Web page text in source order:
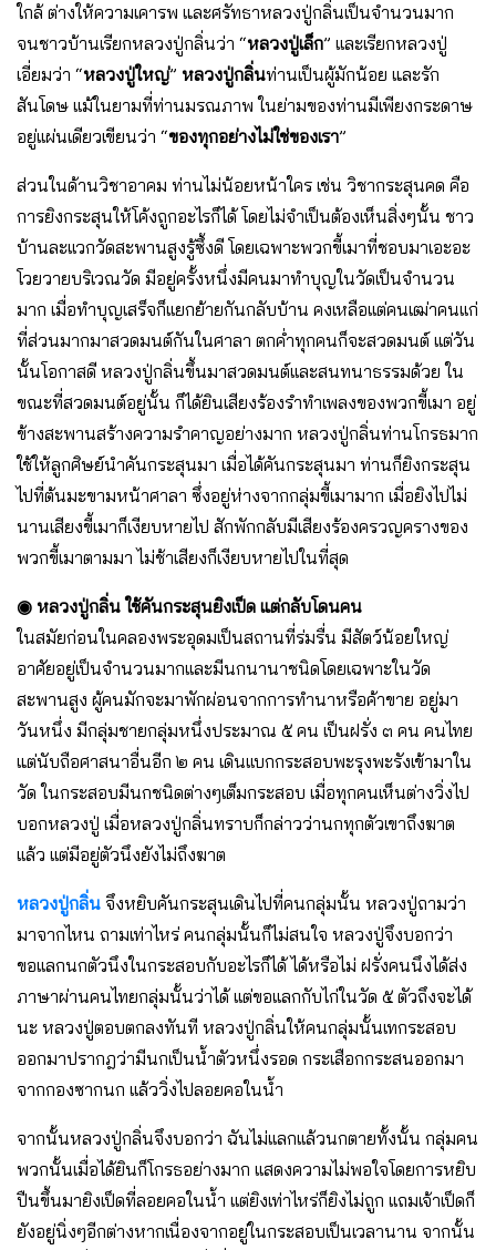
ใกล้ ต่างให้ความเคารพ และศรัทธาหลวงปู่กลิ่นเป็นจำนวนมาก
จนชาวบ้านเรียกหลวงปู่กลิ่นว่า “หลวงปู่เล็ก” เเละเรียกหลวงปู่
เอี่ยมว่า “หลวงปู่ใหญ่” หลวงปู่กลิ่นท่านเป็นผู้มักน้อย และรัก
สันโดษ เเม้ในยามที่ท่านมรณภาพ ในย่ามของท่านมีเพียงกระดาษ
อยู่เเผ่นเดียวเขียนว่า “ของทุกอย่างไม่ใช่ของเรา”
ส่วนในด้านวิชาอาคม ท่านไม่น้อยหน้าใคร เช่น วิชากระสุนคด คือ
การยิงกระสุนให้โค้งถูกอะไรก็ได้ โดยไม่จำเป็นต้องเห็นสิ่งๆนั้น ชาว
บ้านละเเวกวัดสะพานสูงรู้ซึ้งดี โดยเฉพาะพวกขี้เมาที่ชอบมาเอะอะ
โวยวายบริเวณวัด มีอยู่ครั้งหนึ่งมีคนมาทำบุญในวัดเป็นจำนวน
มาก เมื่อทำบุญเสร็จก็เเยกย้ายกันกลับบ้าน คงเหลือเเต่คนเฒ่าคนเเก่
ที่ส่วนมากมาสวดมนต์กันในศาลา ตกค่ำทุกคนก็จะสวดมนต์ เเต่วัน
นั้นโอกาสดี หลวงปู่กลิ่นขึ้นมาสวดมนต์เเละสนทนาธรรมด้วย ใน
ขณะที่สวดมนต์อยู่นั้น ก็ได้ยินเสียงร้องรำทำเพลงของพวกขี้เมา อยู่
ข้างสะพานสร้างความรำคาญอย่างมาก หลวงปู่กลิ่นท่านโกรธมาก
ใช้ให้ลูกศิษย์นำคันกระสุนมา เมื่อได้คันกระสุนมา ท่านก็ยิงกระสุน
ไปที่ต้นมะขามหน้าศาลา ซึ่งอยู่ห่างจากกลุ่มขี้เมามาก เมื่อยิงไปไม่
นานเสียงขี้เมาก็เงียบหายไป สักพักกลับมีเสียงร้องครวญครางของ
พวกขี้เมาตามมา ไม่ช้าเสียงก็เงียบหายไปในที่สุด
◉ หลวงปู่กลิ่น ใช้คันกระสุนยิงเป็ด แต่กลับโดนคน
ในสมัยก่อนในคลองพระอุดมเป็นสถานที่ร่มรื่น มีสัตว์น้อยใหญ่
อาศัยอยู่เป็นจำนวนมากเเละมีนกนานาชนิดโดยเฉพาะในวัด
สะพานสูง ผู้คนมักจะมาพักผ่อนจากการทำนาหรือค้าขาย อยู่มา
วันหนึ่ง มีกลุ่มชายกลุ่มหนึ่งประมาณ ๕ คน เป็นฝรั่ง ๓ คน คนไทย
แต่นับถือศาสนาอื่นอีก ๒ คน เดินเเบกกระสอบพะรุงพะรังเข้ามาใน
วัด ในกระสอบมีนกชนิดต่างๆเต็มกระสอบ เมื่อทุกคนเห็นต่างวิ่งไป
บอกหลวงปู่ เมื่อหลวงปู่กลิ่นทราบก็กล่าวว่านกทุกตัวเขาถึงฆาต
เเล้ว เเต่มีอยู่ตัวนึงยังไม่ถึงฆาต
หลวงปู่กลิ่น จึงหยิบคันกระสุนเดินไปที่คนกลุ่มนั้น หลวงปู่ถามว่า
มาจากไหน ถามเท่าไหร่ คนกลุ่มนั้นก็ไม่สนใจ หลวงปู่จึงบอกว่า
ขอเเลกนกตัวนึงในกระสอบกับอะไรก็ได้ ได้หรือไม่ ฝรั่งคนนึงได้ส่ง
ภาษาผ่านคนไทยกลุ่มนั้นว่าได้ เเต่ขอเเลกกับไก่ในวัด ๕ ตัวถึงจะได้
นะ หลวงปู่ตอบตกลงทันที หลวงปู่กลิ่นให้คนกลุ่มนั้นเทกระสอบ
ออกมาปรากฎว่ามีนกเป็นน้ำตัวหนึ่งรอด กระเสือกกระสนออกมา
จากกองซากนก เเล้ววิ่งไปลอยคอในน้ำ
จากนั้นหลวงปู่กลิ่นจึงบอกว่า ฉันไม่เเลกเเล้วนกตายทั้งนั้น กลุ่มคน
พวกนั้นเมื่อได้ยินก็โกรธอย่างมาก เเสดงความไม่พอใจโดยการหยิบ
ปืนขึ้นมายิงเป็ดที่ลอยคอในน้ำ เเต่ยิงเท่าไหร่ก็ยิงไม่ถูก เเถมเจ้าเป็ดก็
ยังอยู่นิ่งๆอีกต่างหากเนื่องจากอยู่ในกระสอบเป็นเวลานาน จากนั้น